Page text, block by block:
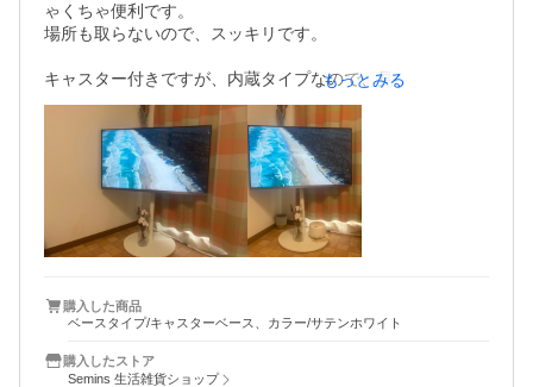
ゃくちゃ便利です。
場所も取らないので、スッキリです。
キャスター付きですが、内蔵タイプなので、見栄えが綺麗
でお気に入りです！
もっとみる
購入した商品
ベースタイプ/キャスターベース、カラー/サテンホワイト
購入したストア
Semins 生活雑貨ショップ